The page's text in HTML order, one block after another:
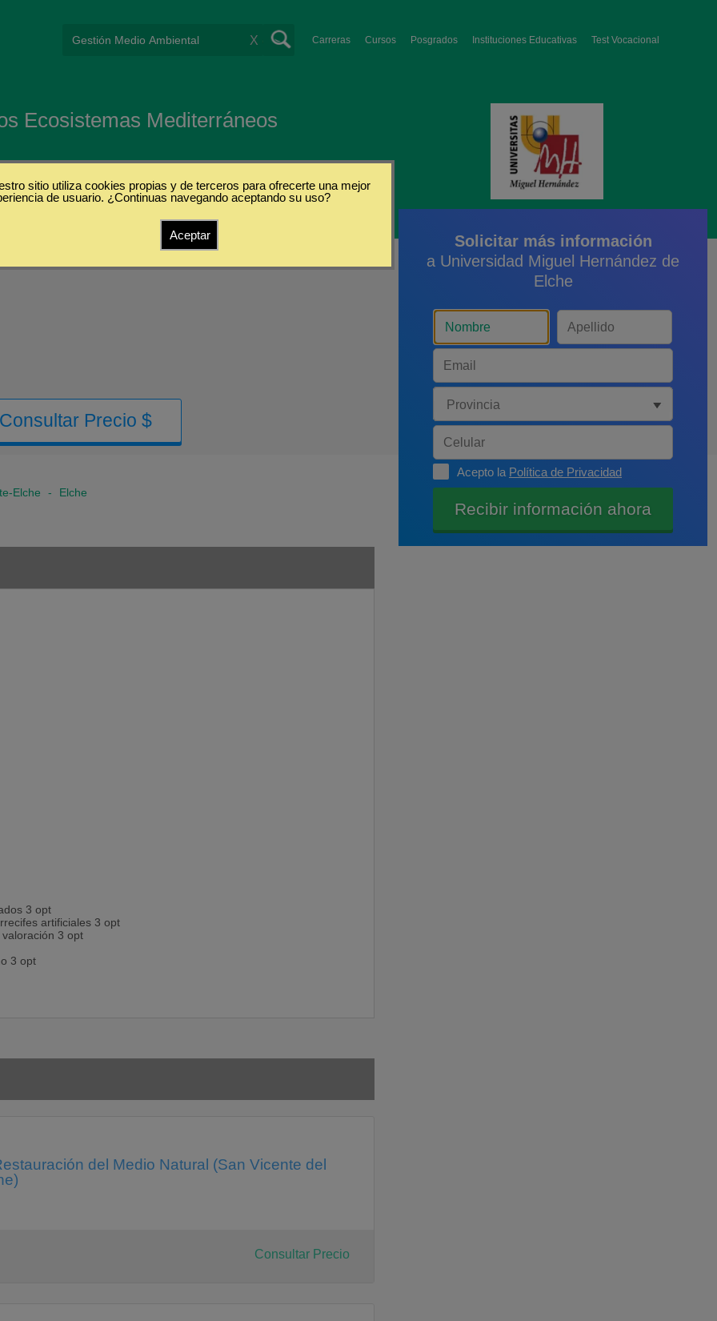
Carreras Cursos Posgrados Instituciones Educativas Test Vocacional
X
Ecosistemas Mediterráneos
Consultar Precio $
Elche - Elche
3 opt
artificiales 3 opt
3 opt
3 opt
de ecosistemas artificiales 4 opt
cuenca mediterránea 6 opt
del Medio Natural (San Vicente del
Consultar Precio
Solicitar más información
a Universidad Miguel Hernández de
Elche
Acepto la Política de Privacidad
sitio utiliza cookies propias y de terceros para ofrecerte una mejor
de usuario. ¿Continuas navegando aceptando su uso?
Aceptar